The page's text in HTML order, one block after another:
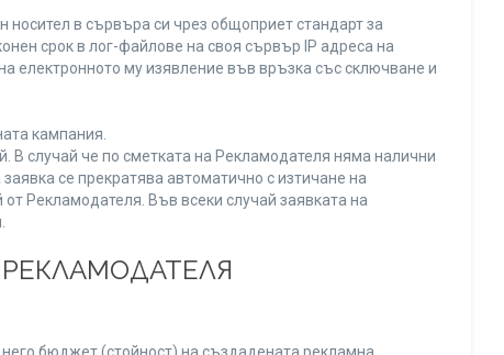
в сървъра си чрез общоприет стандарт за
срок в лог-файлове на своя сървър IP адреса на
електронното му изявление във връзка със сключване и
кампания.
В случай че по сметката на Рекламодателя няма налични
се прекратява автоматично с изтичане на
Рекламодателя. Във всеки случай заявката на
бюджет (стойност) на създадената рекламна